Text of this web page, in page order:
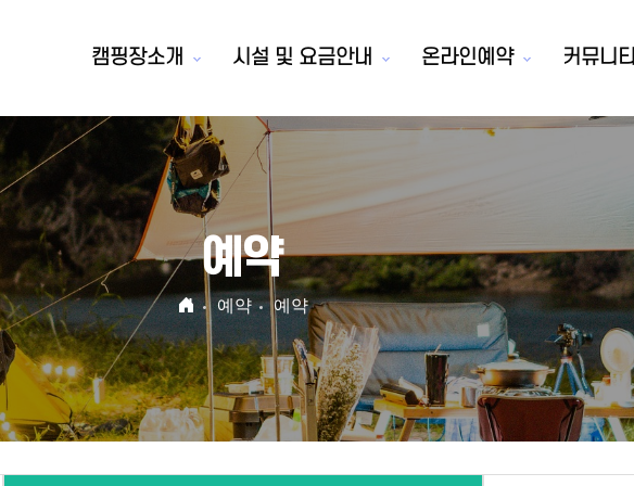
캠핑장소개 시설 및 요금안내 온라인예약 커뮤니티
예약
예약 예약